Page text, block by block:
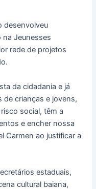
desenvolveu
na Jeunesses
rede de projetos
da cidadania e já
de crianças e jovens,
social, têm a
e encher nossa
Carmen ao justificar a
estaduais,
cultural baiana,